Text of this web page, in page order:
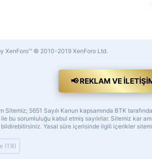
(TR)
XenForo™ © 2010-2019 XenForo Ltd.
📢 REKLAM VE
Sitemiz; 5651 Sayılı Kanun kapsamında BTK
bu sorumluluğu kabul etmiş sayılırlar. Sitemiz kar
Yasal süre içerisinde ilgili içerikler